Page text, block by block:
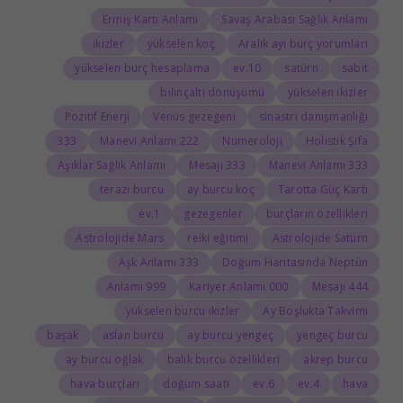
Savaş Arabası Sağlık Anlamı
Ermiş Kartı Anlamı
Aralık ayı burç yorumları
yükselen koç
ikizler
sabit
satürn
10.ev
yükselen burç hesaplama
yükselen ikizler
bilinçaltı dönüşümü
sinastri danışmanlığı
Venüs gezegeni
Pozitif Enerji
Holistik Şifa
Numeroloji
222 Manevi Anlamı
333
333 Manevi Anlamı
333 Mesajı
Aşıklar Sağlık Anlamı
Tarotta Güç Kartı
ay burcu koç
terazi burcu
burçların özellikleri
gezegenler
1.ev
Astrolojide Satürn
reiki eğitimi
Astrolojide Mars
Doğum Haritasında Neptün
333 Aşk Anlamı
444 Mesajı
000 Kariyer Anlamı
999 Anlamı
Ay Boşlukta Takvimi
yükselen burcu ikizler
yengeç burcu
ay burcu yengeç
aslan burcu
başak
akrep burcu
balık burcu özellikleri
ay burcu oğlak
hava
4.ev
6.ev
doğum saati
hava burçları